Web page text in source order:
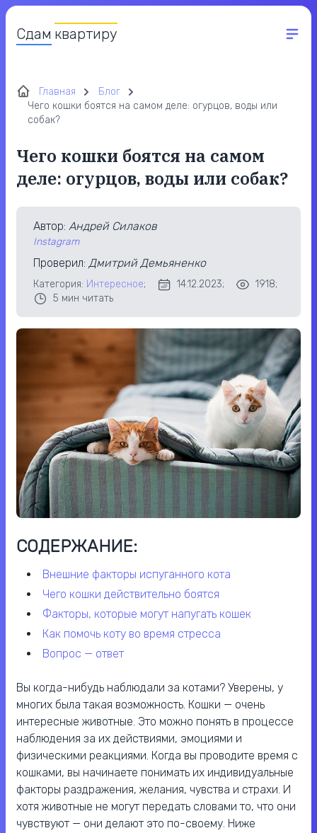
Сдам квартиру
Главная
Блог
Чего кошки боятся на самом деле: огурцов, воды или
собак?
Чего кошки боятся на самом
деле: огурцов, воды или собак?
Автор: Андрей Силаков
Instagram
Проверил: Дмитрий Демьяненко
Категория: Интересное; 14.12.2023;
1918;
5 мин читать
СОДЕРЖАНИЕ:
внешние факторы испуганного кота
чего кошки действительно боятся
факторы, которые могут напугать кошек
как помочь коту во время стресса
вопрос — ответ
Вы когда-нибудь наблюдали за котами? Уверены, у
многих была такая возможность. Кошки — очень
интересные животные. Это можно понять в процессе
наблюдения за их действиями, эмоциями и
физическими реакциями. Когда вы проводите время с
кошками, вы начинаете понимать их индивидуальные
факторы раздражения, желания, чувства и страхи. И
хотя животные не могут передать словами то, что они
чувствуют — они делают это по-своему. Ниже